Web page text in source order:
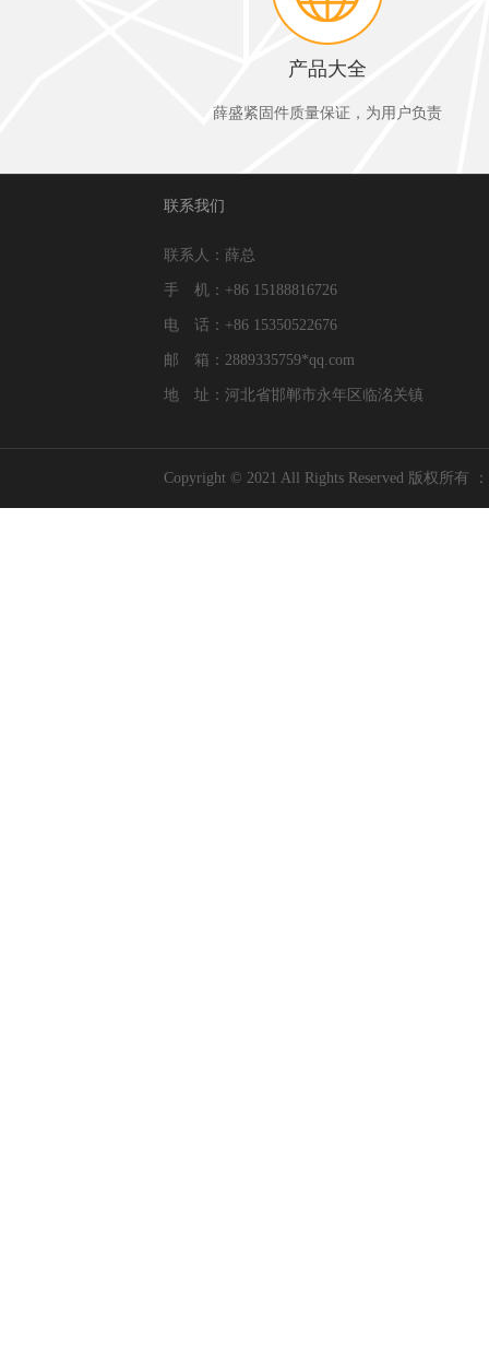
产品大全
薛盛紧固件质量保证，为用户负责
联系我们
联系人：薛总
手 机：+86 15188816726
电 话：+86 15350522676
邮 箱：2889335759*qq.com
地 址：河北省邯郸市永年区临洺关镇
Copyright © 2021 All Rights Reserved 版权所